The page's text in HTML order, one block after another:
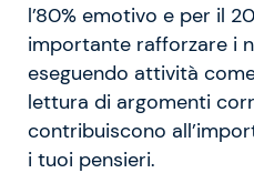
l’80% emotivo e per il
importante rafforzare i
eseguendo attività
lettura di argomenti
contribuiscono
i tuoi pensieri.